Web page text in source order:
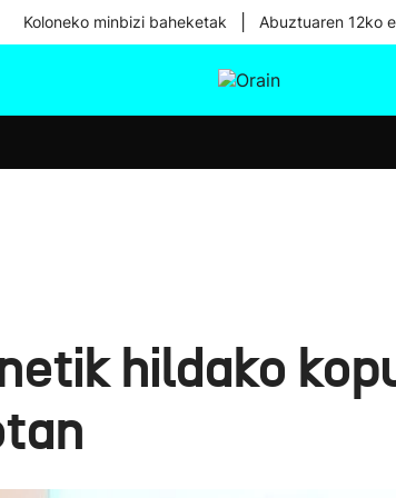
Koloneko minbizi baheketak Abuztuaren 12ko
hildako